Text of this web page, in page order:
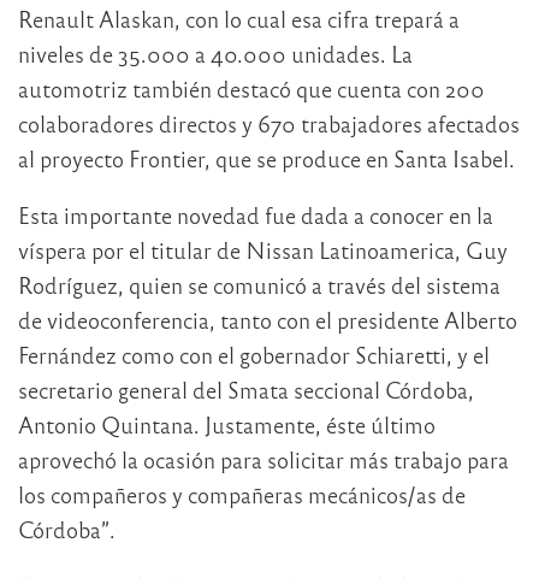
Renault Alaskan, con lo cual esa cifra trepará a
niveles de 35.000 a 40.000 unidades. La
automotriz también destacó que cuenta con 200
colaboradores directos y 670 trabajadores afectados
al proyecto Frontier, que se produce en Santa Isabel.
Esta importante novedad fue dada a conocer en la
víspera por el titular de Nissan Latinoamerica, Guy
Rodríguez, quien se comunicó a través del sistema
de videoconferencia, tanto con el presidente Alberto
Fernández como con el gobernador Schiaretti, y el
secretario general del Smata seccional Córdoba,
Antonio Quintana. Justamente, éste último
aprovechó la ocasión para solicitar más trabajo para
los compañeros y compañeras mecánicos/as de
Córdoba”.